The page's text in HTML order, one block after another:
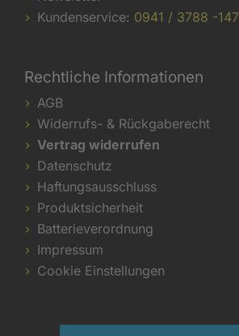
Kundenservice: 0941 / 3788 -147
Rechtliche Informationen
AGB
Widerrufs- & Rückgaberecht
Vertrag widerrufen
Datenschutz
Haftungsausschluss
Produktsicherheit
Batterieverordnung
Impressum
Cookie Einstellungen